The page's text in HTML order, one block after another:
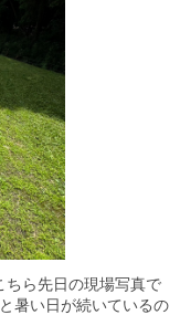
ちら先日の現場写真で
暑い日が続いているの